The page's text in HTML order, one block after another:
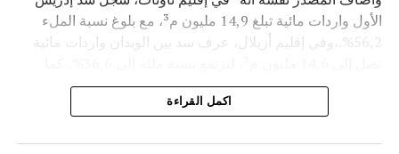
الأول واردات مائية تبلغ 14,9 مليون م³، مع بلوغ نسبة الملء
56,2%.،وفي إقليم أزيلال، عرف سد بين الويدان واردات مائية
وتعكس هذه المعطيات الأثر الإيجابي على الثروة المائية
اكمل القراءة